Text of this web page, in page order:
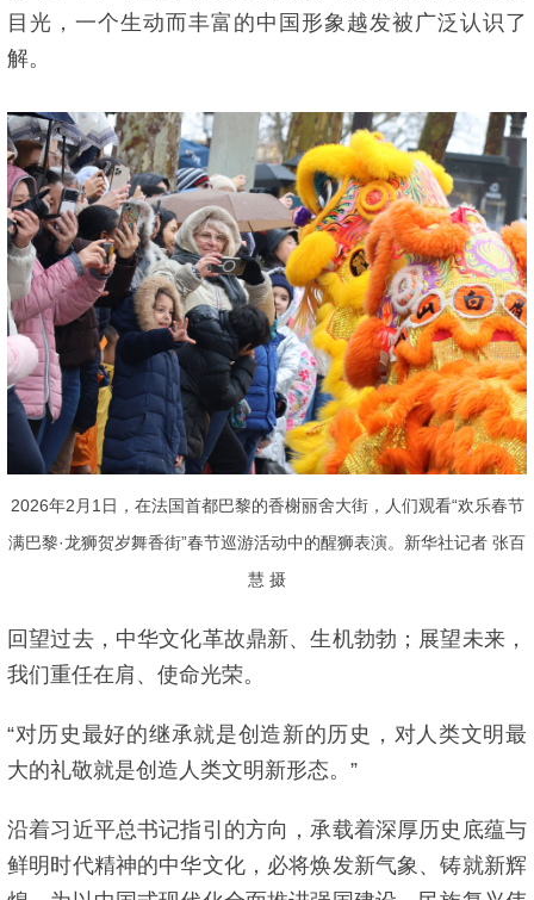
目光，一个生动而丰富的中国形象越发被广泛认识了
解。
2026年2月1日，在法国首都巴黎的香榭丽舍大街，人们观看“欢乐春节
满巴黎·龙狮贺岁舞香街”春节巡游活动中的醒狮表演。新华社记者 张百
慧 摄
回望过去，中华文化革故鼎新、生机勃勃；展望未来，
我们重任在肩、使命光荣。
“对历史最好的继承就是创造新的历史，对人类文明最
大的礼敬就是创造人类文明新形态。”
沿着习近平总书记指引的方向，承载着深厚历史底蕴与
鲜明时代精神的中华文化，必将焕发新气象、铸就新辉